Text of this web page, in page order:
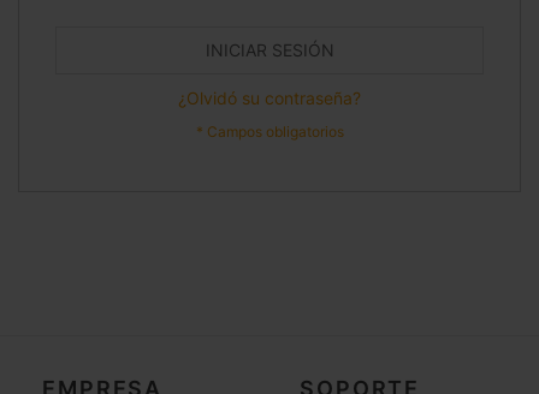
INICIAR SESIÓN
¿Olvidó su contraseña?